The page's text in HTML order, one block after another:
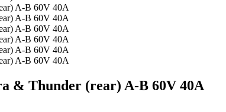
& Thunder (rear) A-B 60V 40A